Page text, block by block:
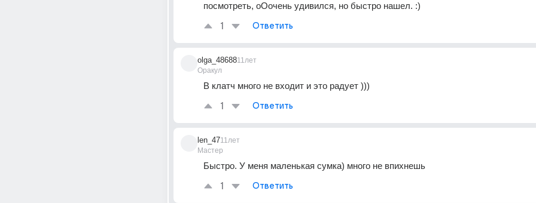
посмотреть, оОочень удивился, но быстро нашел. :)
1 Ответить
olga_48688
Оракул
11лет
В клатч много не входит и это радует )))
1 Ответить
len_47
Мастер
11лет
Быстро. У меня маленькая сумка) много не впихнешь
1 Ответить